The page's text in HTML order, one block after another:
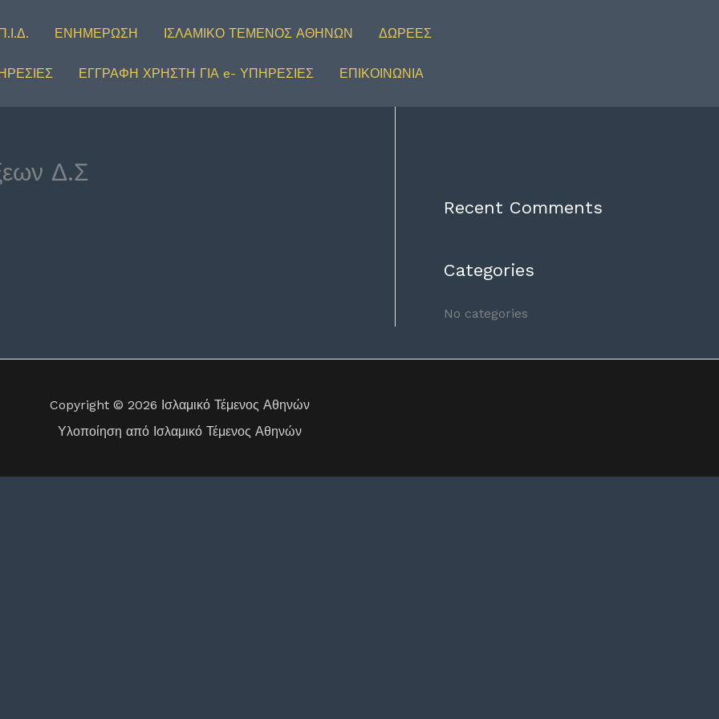
ΕΝΗΜΕΡΩΣΗ ΙΣΛΑΜΙΚΟ ΤΕΜΕΝΟΣ ΑΘΗΝΩΝ ΔΩΡΕΕΣ
ΕΓΓΡΑΦΗ ΧΡΗΣΤΗ ΓΙΑ e- ΥΠΗΡΕΣΙΕΣ ΕΠΙΚΟΙΝΩΝΙΑ
Δ.Σ
Recent Comments
Categories
No categories
Copyright © 2026 Ισλαμικό Τέμενος Αθηνών
Υλοποίηση από Ισλαμικό Τέμενος Αθηνών